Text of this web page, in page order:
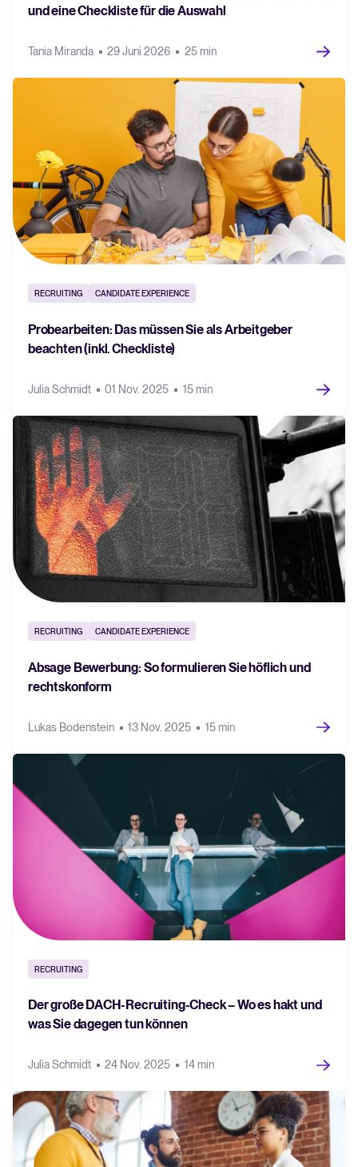
und eine Checkliste für die Auswahl
Tania Miranda 29 Juni 2026 25 min
RECRUITING CANDIDATE EXPERIENCE
Probearbeiten: Das müssen Sie als Arbeitgeber
beachten (inkl. Checkliste)
Julia Schmidt 01 Nov. 2025 15 min
RECRUITING CANDIDATE EXPERIENCE
Absage Bewerbung: So formulieren Sie höflich und
rechtskonform
Lukas Bodenstein 13 Nov. 2025 15 min
RECRUITING
Der große DACH-Recruiting-Check – Wo es hakt und
was Sie dagegen tun können
Julia Schmidt 24 Nov. 2025 14 min